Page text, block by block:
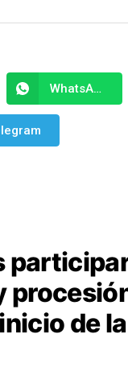
WhatsApp
de